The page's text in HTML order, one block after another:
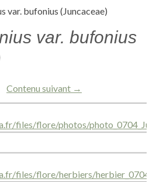
var. bufonius (Juncaceae)
var. bufonius
Contenu suivant →